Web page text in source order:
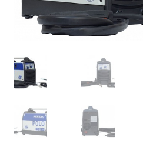
Пример страницы